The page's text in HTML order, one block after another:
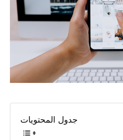
جدول المحتويات